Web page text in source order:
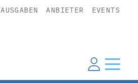
ANBIETER EVENTS